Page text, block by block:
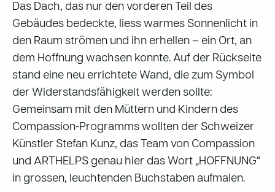
Das Dach, das nur den vorderen Teil des
Gebäudes bedeckte, liess warmes Sonnenlicht in
den Raum strömen und ihn erhellen – ein Ort, an
dem Hoffnung wachsen konnte. Auf der Rückseite
stand eine neu errichtete Wand, die zum Symbol
der Widerstandsfähigkeit werden sollte:
Gemeinsam mit den Müttern und Kindern des
Compassion-Programms wollten der Schweizer
Künstler Stefan Kunz, das Team von Compassion
und ARTHELPS genau hier das Wort „HOFFNUNG“
in grossen, leuchtenden Buchstaben aufmalen.